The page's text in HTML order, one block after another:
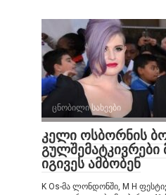
ცნობილი სახეები
კელი ოსბორნის
გულშემატკივრები
იგივეს ამბობენ
K Os-მა ლონდონში, M H